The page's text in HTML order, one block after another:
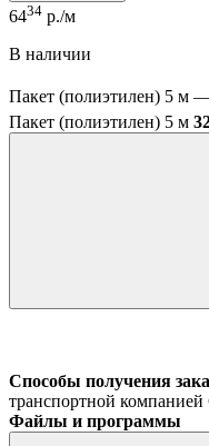
6434 р./м
В наличии
Пакет (полиэтилен) 5 м
Пакет (полиэтилен) 5 м
Способы получения
транспортной компанией
Файлы и программы